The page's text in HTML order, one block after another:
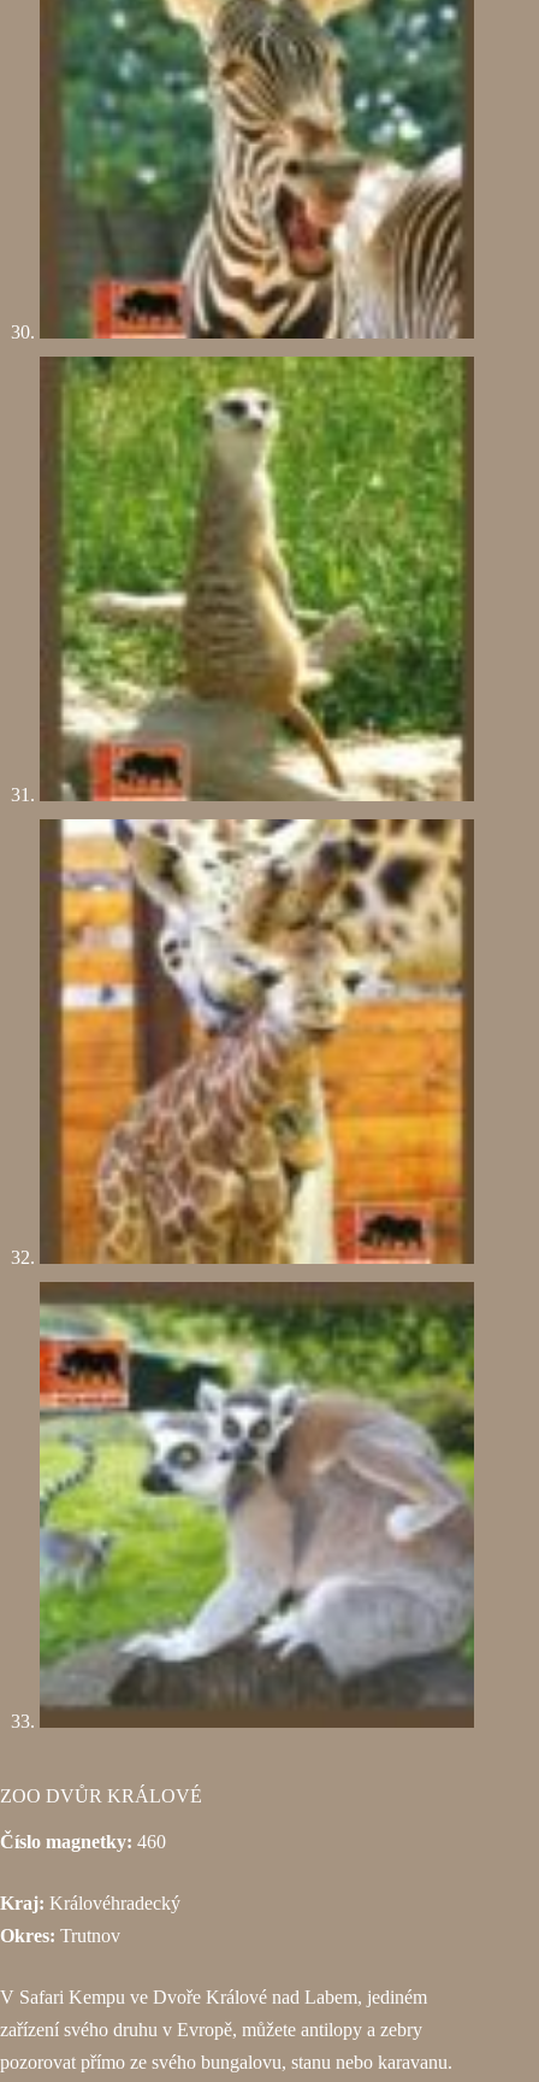
ZOO DVŮR KRÁLOVÉ
Číslo magnetky: 460
Kraj: Královéhradecký
Okres: Trutnov
V Safari Kempu ve Dvoře Králové nad Labem, jediném
zařízení svého druhu v Evropě, můžete antilopy a zebry
pozorovat přímo ze svého bungalovu, stanu nebo karavanu.